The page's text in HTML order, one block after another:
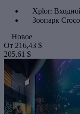
Xplor:
Зоопарк
Новое
От 216,43 $
205,61 $